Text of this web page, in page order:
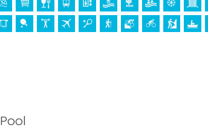
de Jávea) und historischer Ort (Pueblo de Jávea)
und Jávea) (innerhalb von 10 Kilometern von
und Denia) (innerhalb von 25 Kilometern von der
Angeln, Tauchen, Schnorcheln, Surfen,
und Reiten (innerhalb von 10 Kilometern der